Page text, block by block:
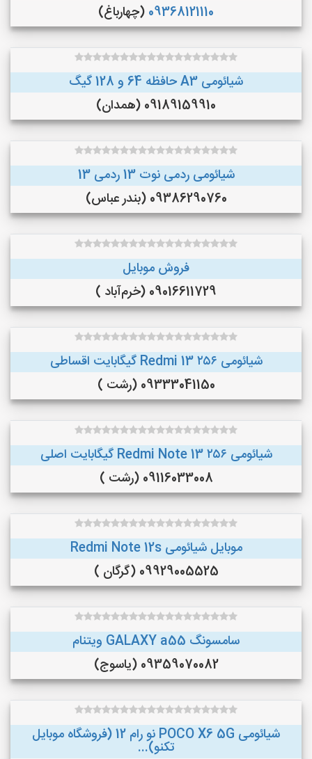
09368121110 (چهارباغ)
شیائومی A3 حافظه 64 و 128 گیگ
09189159910 (همدان)
شیائومی ردمی نوت 13 ردمی 13
09386290760 (بندر عباس)
فروش موبایل
09016611729 (خرم‌آباد )
شیائومی Redmi 13 ۲۵۶ گیگابایت اقساطی
09333041150 (رشت )
شیائومی Redmi Note 13 ۲۵۶ گیگابایت اصلی
09116033008 (رشت )
موبایل شیائومی Redmi Note 12s
09929005525 (گرگان )
سامسونگ GALAXY a55 ویتنام
09359070082 (یاسوج)
شیائومی POCO X6 5G نو رام 12 (فروشگاه موبایل
تکنو)...